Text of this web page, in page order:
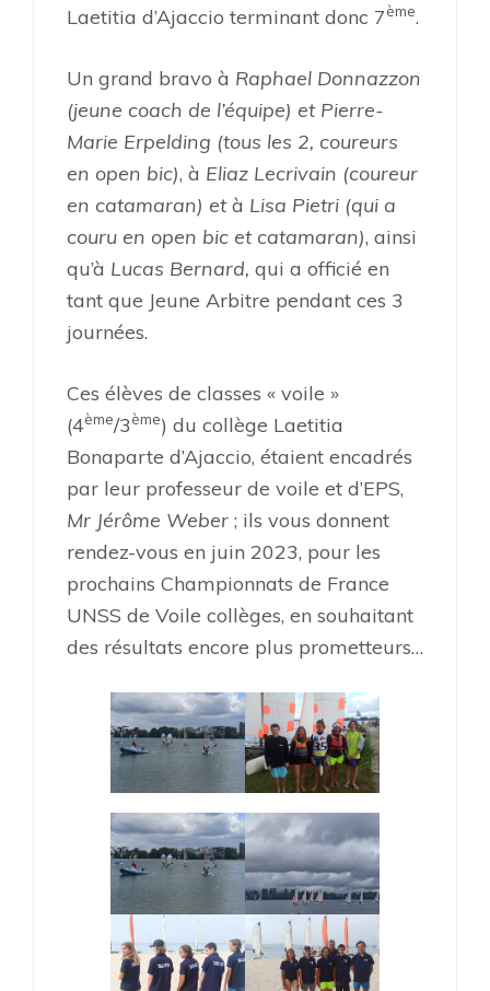
Laetitia d’Ajaccio terminant donc 7ème.
Un grand bravo à Raphael Donnazzon
(jeune coach de l’équipe) et Pierre-
Marie Erpelding (tous les 2, coureurs
en open bic), à Eliaz Lecrivain (coureur
en catamaran) età Lisa Pietri (qui a
couru en open bic et catamaran), ainsi
qu’à Lucas Bernard, qui a officié en
tant que Jeune Arbitre pendant ces 3
journées.
Ces élèves de classes « voile »
(4ème/3ème) du collège Laetitia
Bonaparte d’Ajaccio, étaient encadrés
par leur professeur de voile et d’EPS,
Mr Jérôme Weber ; ils vous donnent
rendez-vous en juin 2023, pour les
prochains Championnats de France
UNSS de Voile collèges, en souhaitant
des résultats encore plus prometteurs…